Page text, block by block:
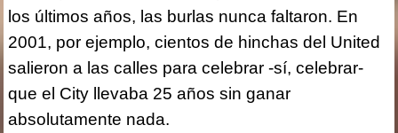
los últimos años, las burlas nunca faltaron. En
2001, por ejemplo, cientos de hinchas del United
salieron a las calles para celebrar -sí, celebrar-
que el City llevaba 25 años sin ganar
absolutamente nada.